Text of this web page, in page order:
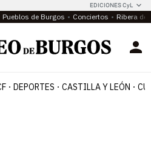
EDICIONES CyL
Pueblos de Burgos Conciertos Ribera del
DEPORTES CASTILLA Y LEÓN